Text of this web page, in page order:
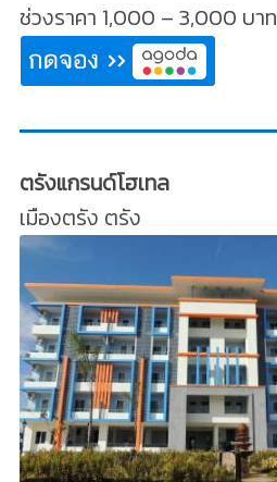
ช่วงราคา 1,000 – 3,000 บาท
ตรังแกรนด์โฮเทล
เมืองตรัง ตรัง